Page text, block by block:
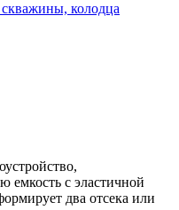
колодца
емкость с эластичной
два отсека или